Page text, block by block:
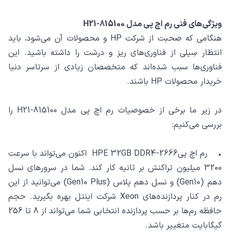
ویژگی‌های فنی رم اچ پی مدل 815100-H21
هنگامی که صحبت از شرکت HP و محصولات آن می‌شود، باید
انتظار سِیلی از فناوری‌های ریز و درشت را داشته باشید. این
فناوری‌ها سبب شده‌اند که متخصصان زیادی از سرتاسر دنیا
خریدار محصولات HP باشند.
در زیر ما برخی از خصوصیات رم اچ پی مدل 815100-H21 را
بررسی می‌کنیم:
• رم اچ پیHPE 32GB DDR4-2666 اکنون می‌تواند با سرعت
3200 میلیون تراکنش بر ثانیه کار کند. شما در سرورهای نسل
دهم (Gen10) و نسل دهم پلاس (Gen10 Plus) می‌توانید از این
رم‌ در کنار پردازنده‌های Xeon شرکت اینتل بهره بگیرید. حجم
حافظه رم‌ها بر حسب پردازنده انتخابی شما می‌تواند از 8 تا 256
گیگابایت متغییر باشد.